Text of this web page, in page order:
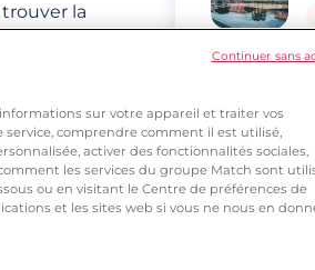
la
notre
sur votre appareil et traiter vos
comprendre comment il est utilisé,
activer des fonctionnalités sociales,
les services du groupe Match sont
ou en visitant le Centre de préférences de
et les sites web si vous ne nous en
Continuer sans